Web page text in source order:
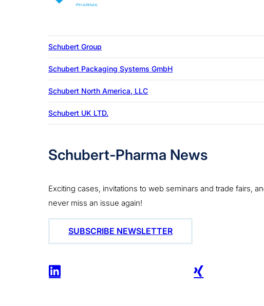
Schubert Group
Schubert Packaging Systems GmbH
Schubert North America, LLC
Schubert UK LTD.
Schubert-Pharma News
Exciting cases, invitations to web seminars and trade fairs,
never miss an issue again!
SUBSCRIBE NEWSLETTER